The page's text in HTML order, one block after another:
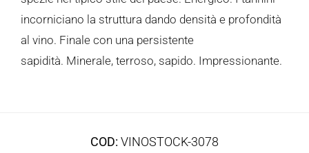
incorniciano la struttura dando densità e profondità
al vino. Finale con una persistente
sapidità. Minerale, terroso, sapido. Impressionante.
COD: VINOSTOCK-3078